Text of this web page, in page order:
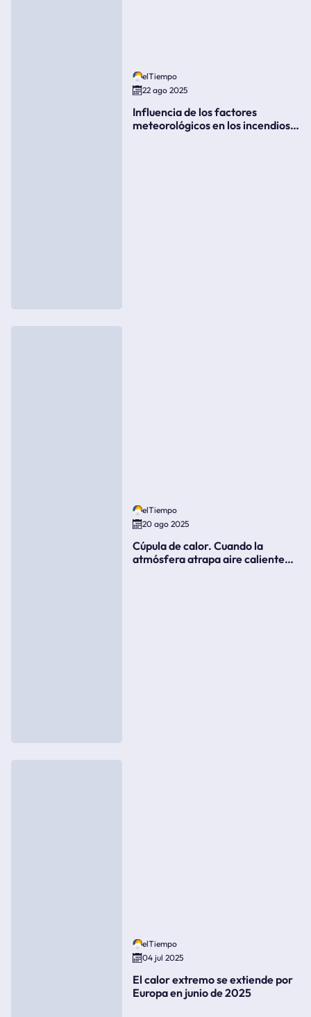
elTiempo
22 ago 2025
Influencia de los factores
meteorológicos en los incendios
elTiempo
20 ago 2025
Cúpula de calor. Cuando la
atmósfera atrapa aire caliente
elTiempo
04 jul 2025
El calor extremo se extiende por
Europa en junio de 2025